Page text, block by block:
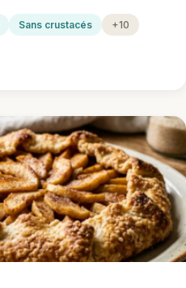
Sans crustacés +10